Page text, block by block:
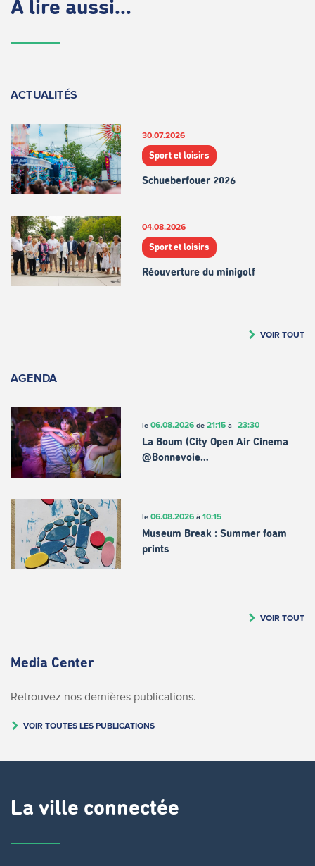
À lire aussi...
ACTUALITÉS
30.07.2026
Sport et loisirs
Schueberfouer 2026
04.08.2026
Sport et loisirs
Réouverture du minigolf
VOIR TOUT
AGENDA
le 06.08.2026de 21:15à 23:30
La Boum (City Open Air Cinema
@Bonnevoie…
le 06.08.2026à 10:15
Museum Break : Summer foam
prints
VOIR TOUT
Media Center
Retrouvez nos dernières publications.
VOIR TOUTES LES PUBLICATIONS
La ville connectée